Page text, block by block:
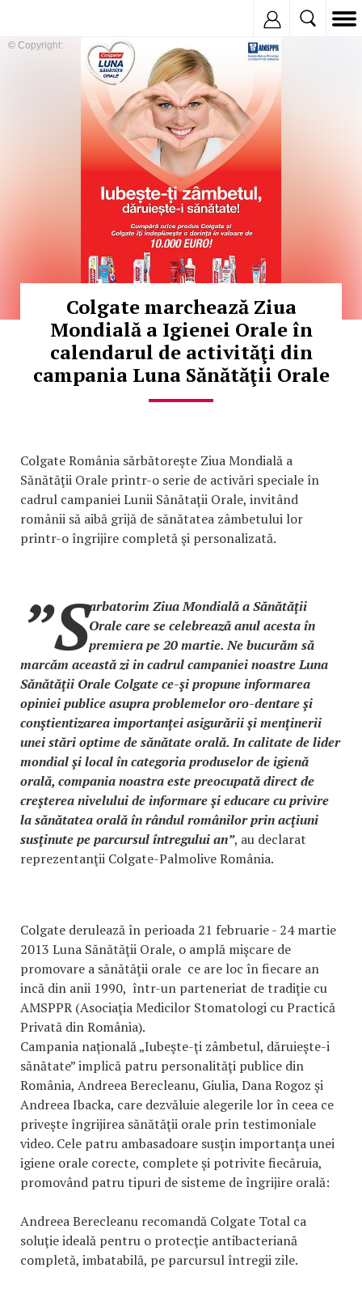
© Copyright:
Colgate marchează Ziua
Mondială a Igienei Orale în
calendarul de activităţi din
campania Luna Sănătăţii Orale
Colgate România sărbătoreşte Ziua Mondială a
Sănătăţii Orale printr-o serie de activări speciale în
cadrul campaniei Lunii Sănătaţii Orale, invitând
românii să aibă grijă de sănătatea zâmbetului lor
printr-o îngrijire completă şi personalizată.
”Sarbatorim Ziua Mondială a Sănătăţii
Orale care se celebrează anul acesta în
premiera pe 20 martie. Ne bucurăm să
marcăm această zi in cadrul campaniei noastre Luna
Sănătăţii Orale Colgate ce-şi propune informarea
opiniei publice asupra problemelor oro-dentare şi
conştientizarea importanţei asigurării şi menţinerii
unei stări optime de sănătate orală. In calitate de lider
mondial şi local în categoria produselor de igienă
orală, compania noastra este preocupată direct de
creşterea nivelului de informare şi educare cu privire
la sănătatea orală în rândul românilor prin acţiuni
susţinute pe parcursul întregului an”, au declarat
reprezentanţii Colgate-Palmolive România.
Colgate derulează în perioada 21 februarie - 24 martie
2013 Luna Sănătăţii Orale, o amplă mişcare de
promovare a sănătăţii orale ce are loc în fiecare an
incă din anii 1990, într-un parteneriat de tradiţie cu
AMSPPR (Asociaţia Medicilor Stomatologi cu Practică
Privată din România).
Campania naţională „Iubeşte-ţi zâmbetul, dăruieşte-i
sănătate” implică patru personalităţi publice din
România, Andreea Berecleanu, Giulia, Dana Rogoz şi
Andreea Ibacka, care dezvăluie alegerile lor în ceea ce
priveşte îngrijirea sănătăţii orale prin testimoniale
video. Cele patru ambasadoare susţin importanţa unei
igiene orale corecte, complete şi potrivite fiecăruia,
promovând patru tipuri de sisteme de îngrijire orală:
Andreea Berecleanu recomandă Colgate Total ca
soluţie ideală pentru o protecţie antibacteriană
completă, imbatabilă, pe parcursul întregii zile.